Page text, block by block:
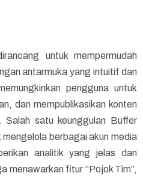
untuk mempermudah
antarmuka yang intuitif dan
pengguna untuk
dan mempublikasikan konten
satu keunggulan Buffer
berbagai akun media
analitik yang jelas dan
menawarkan fitur “Pojok Tim”,